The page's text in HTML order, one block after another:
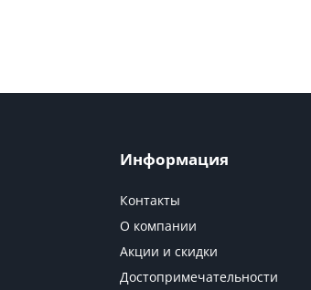
Информация
Контакты
О компании
Акции и скидки
Достопримечательности